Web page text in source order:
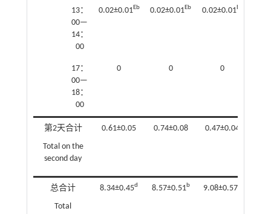
13：
00—
14：
00
0.02±0.01Eb 0.02±0.01Eb 0.02±0.01Ec
17：
00—
18：
00
0 0 0
第2天合计
Total on the
second day
0.61±0.05 0.74±0.08 0.47±0.04
总合计
Total
8.34±0.45d 8.57±0.51b 9.08±0.57